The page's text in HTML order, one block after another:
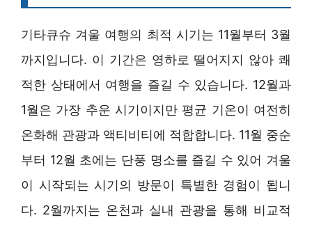
기타큐슈 겨울 여행의 최적 시기는 11월부터 3월
까지입니다. 이 기간은 영하로 떨어지지 않아 쾌
적한 상태에서 여행을 즐길 수 있습니다. 12월과
1월은 가장 추운 시기이지만 평균 기온이 여전히
온화해 관광과 액티비티에 적합합니다. 11월 중순
부터 12월 초에는 단풍 명소를 즐길 수 있어 겨울
이 시작되는 시기의 방문이 특별한 경험이 됩니
다. 2월까지는 온천과 실내 관광을 통해 비교적